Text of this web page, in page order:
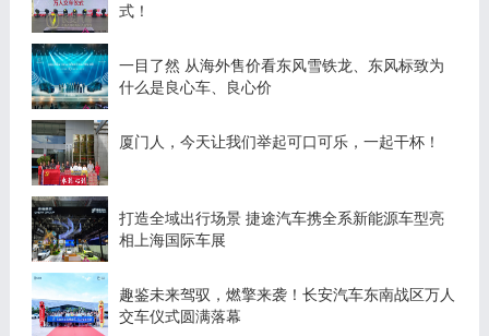
式！
一目了然 从海外售价看东风雪铁龙、东风标致为
什么是良心车、良心价
厦门人，今天让我们举起可口可乐，一起干杯！
打造全域出行场景 捷途汽车携全系新能源车型亮
相上海国际车展
趣鉴未来驾驭，燃擎来袭！长安汽车东南战区万人
交车仪式圆满落幕